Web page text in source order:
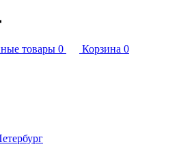
товары 0 Корзина 0